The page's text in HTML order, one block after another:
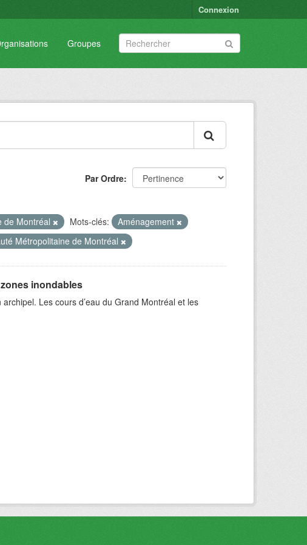
Connexion
Groupes
Par Ordre
de Montréal
Mots-clés:
Aménagement
Métropolitaine de Montréal
inondables
Les cours d’eau du Grand Montréal et les